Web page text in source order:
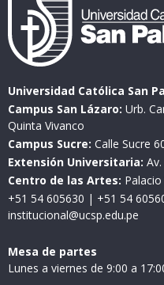
Universidad Católica San
Campus San Lázaro: Urb.
Quinta Vivanco
Campus Sucre: Calle Sucre
Extensión Universitaria:
Centro de las Artes:
+51 54 605630 | +51 54
institucional@ucsp.edu.pe
Mesa de partes
Lunes a viernes de 9:00 a